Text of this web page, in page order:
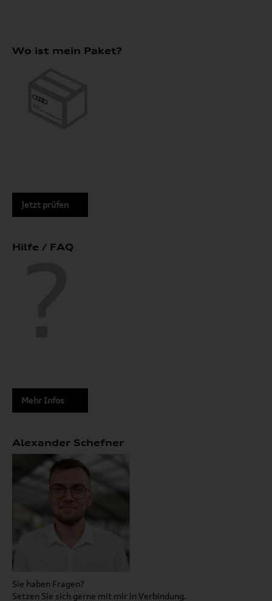
Wo ist mein Paket?
Jetzt prüfen
Hilfe / FAQ
Mehr Infos
Alexander Schefner
Sie haben Fragen?
Setzen Sie sich gerne mit mir in Verbindung.